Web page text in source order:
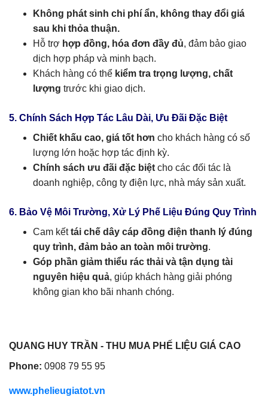
Không phát sinh chi phí ẩn, không thay đổi giá
sau khi thỏa thuận.
Hỗ trợ hợp đồng, hóa đơn đầy đủ, đảm bảo giao
dịch hợp pháp và minh bạch.
Khách hàng có thể kiểm tra trọng lượng, chất
lượng trước khi giao dịch.
5. Chính Sách Hợp Tác Lâu Dài, Ưu Đãi Đặc Biệt
Chiết khấu cao, giá tốt hơn cho khách hàng có số
lượng lớn hoặc hợp tác định kỳ.
Chính sách ưu đãi đặc biệt cho các đối tác là
doanh nghiệp, công ty điện lực, nhà máy sản xuất.
6. Bảo Vệ Môi Trường, Xử Lý Phế Liệu Đúng Quy Trình
Cam kếttái chế dây cáp đồng điện thanh lý đúng
quy trình, đảm bảo an toàn môi trường.
Góp phần giảm thiểu rác thải và tận dụng tài
nguyên hiệu quả, giúp khách hàng giải phóng
không gian kho bãi nhanh chóng.
QUANG HUY TRẦN - THU MUA PHẾ LIỆU GIÁ CAO
Phone: 0908 79 55 95
www.phelieugiatot.vn